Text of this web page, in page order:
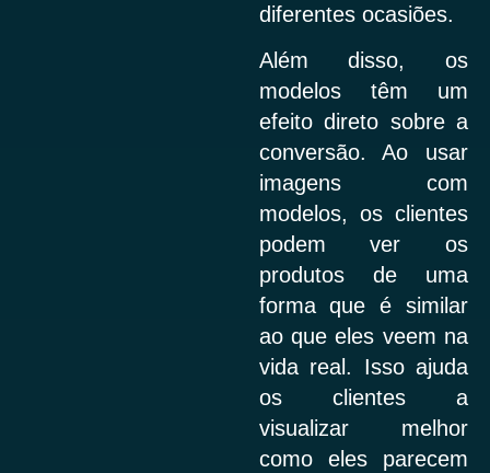
diferentes ocasiões.
Além disso, os
modelos têm um
efeito direto sobre a
conversão. Ao usar
imagens com
modelos, os clientes
podem ver os
produtos de uma
forma que é similar
ao que eles veem na
vida real. Isso ajuda
os clientes a
visualizar melhor
como eles parecem